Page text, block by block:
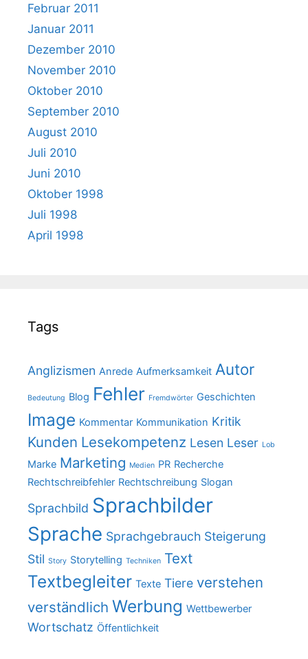
Februar 2011
Januar 2011
Dezember 2010
November 2010
Oktober 2010
September 2010
August 2010
Juli 2010
Juni 2010
Oktober 1998
Juli 1998
April 1998
Tags
Anglizismen Anrede Aufmerksamkeit Autor
Bedeutung Blog Fehler Fremdwörter Geschichten
Image Kommentar Kommunikation Kritik
Kunden Lesekompetenz Lesen Leser Lob
Marke Marketing Medien PR Recherche
Rechtschreibfehler Rechtschreibung Slogan
Sprachbild Sprachbilder
Sprache Sprachgebrauch Steigerung
Stil Story Storytelling Techniken Text
Textbegleiter Texte Tiere verstehen
verständlich Werbung Wettbewerber
Wortschatz Öffentlichkeit